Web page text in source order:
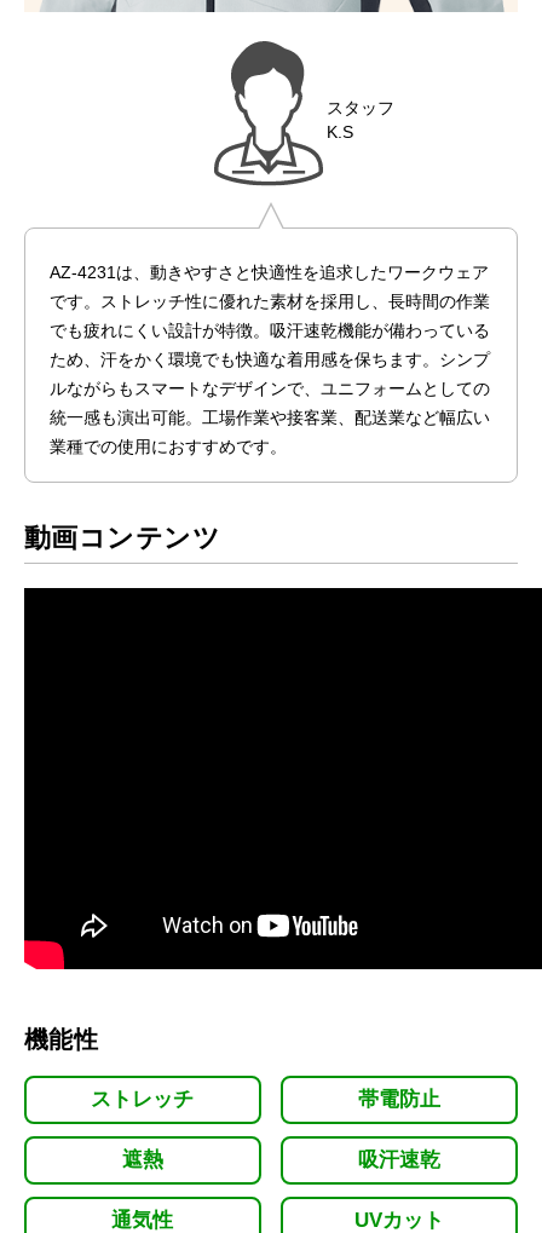
スタッフ
K.S
AZ-4231は、動きやすさと快適性を追求したワークウェア
です。ストレッチ性に優れた素材を採用し、長時間の作業
でも疲れにくい設計が特徴。吸汗速乾機能が備わっている
ため、汗をかく環境でも快適な着用感を保ちます。シンプ
ルながらもスマートなデザインで、ユニフォームとしての
統一感も演出可能。工場作業や接客業、配送業など幅広い
業種での使用におすすめです。
動画コンテンツ
機能性
ストレッチ 帯電防止
遮熱 吸汗速乾
通気性 UVカット